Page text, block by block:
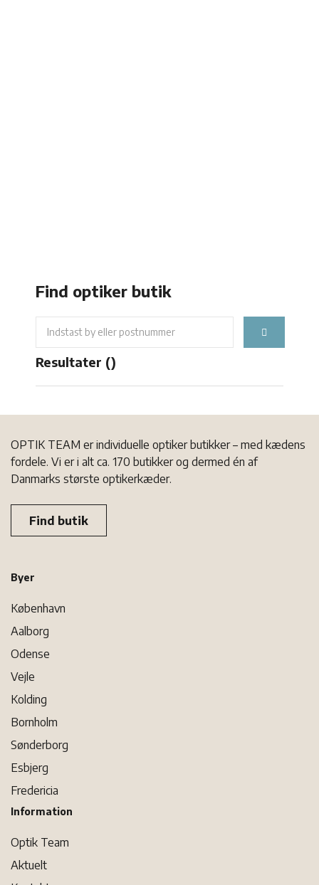
Find optiker butik
Resultater ()
OPTIK TEAM er individuelle optiker butikker – med kædens
fordele. Vi er i alt ca. 170 butikker og dermed én af
Danmarks største optikerkæder.
Find butik
Byer
København
Aalborg
Odense
Vejle
Kolding
Bornholm
Sønderborg
Esbjerg
Fredericia
Information
Optik Team
Aktuelt